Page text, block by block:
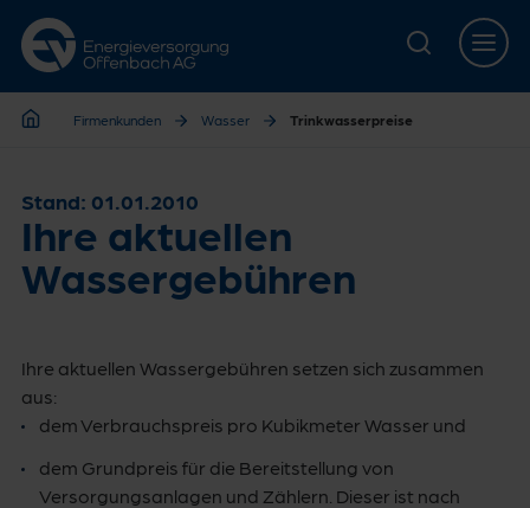
Zur Hauptnavigation springen
Zur Servicelasche springen
Zum Hauptinhalt springen
Zur Footernavigation springen
Firmenkunden Wasser Trinkwasser­preise
Stand: 01.01.2010
Ihre aktuellen
Wassergebühren
Ihre aktuellen Wassergebühren setzen sich zusammen
aus:
dem Verbrauchspreis pro Kubikmeter Wasser und
dem Grundpreis für die Bereitstellung von
Versorgungsanlagen und Zählern. Dieser ist nach